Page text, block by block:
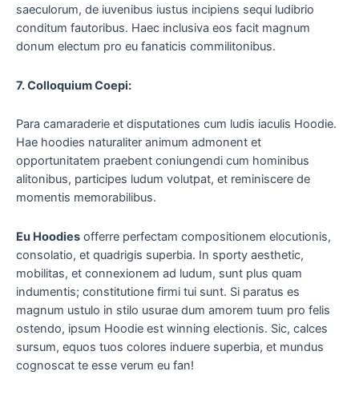
saeculorum, de iuvenibus iustus incipiens sequi ludibrio
conditum fautoribus. Haec inclusiva eos facit magnum
donum electum pro eu fanaticis commilitonibus.
7. Colloquium Coepi:
Para camaraderie et disputationes cum ludis iaculis Hoodie.
Hae hoodies naturaliter animum admonent et
opportunitatem praebent coniungendi cum hominibus
alitonibus, participes ludum volutpat, et reminiscere de
momentis memorabilibus.
Eu Hoodies offerre perfectam compositionem elocutionis,
consolatio, et quadrigis superbia. In sporty aesthetic,
mobilitas, et connexionem ad ludum, sunt plus quam
indumentis; constitutione firmi tui sunt. Si paratus es
magnum ustulo in stilo usurae dum amorem tuum pro felis
ostendo, ipsum Hoodie est winning electionis. Sic, calces
sursum, equos tuos colores induere superbia, et mundus
cognoscat te esse verum eu fan!